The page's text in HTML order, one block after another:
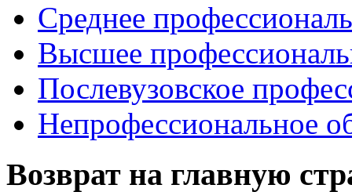
Среднее
Высшее
Послевузовское
Непрофессиональное
Возврат на главную